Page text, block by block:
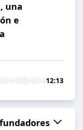
una
e
12:13